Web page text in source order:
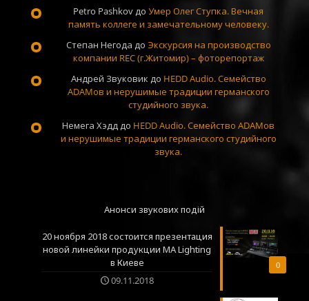
Petro Pashkov до Умер Олег Ступка. Вечная
память коллеге и замечательному человеку.
Степан Негода до Экскурсия на производство
компании REC (г.Житомир) – фоторепортаж
Андрей Звуковик до HEDD Audio. Семейство
ADAMов и нерушимые традиции германского
студийного звука.
Немега Хэдд до HEDD Audio. Семейство ADAMов
и нерушимые традиции германского студийного
звука.
Анонси звукових подій
0
20 ноября 2018 состоится презентация
новой линейки продукции MA Lighting
в Киеве
09.11.2018